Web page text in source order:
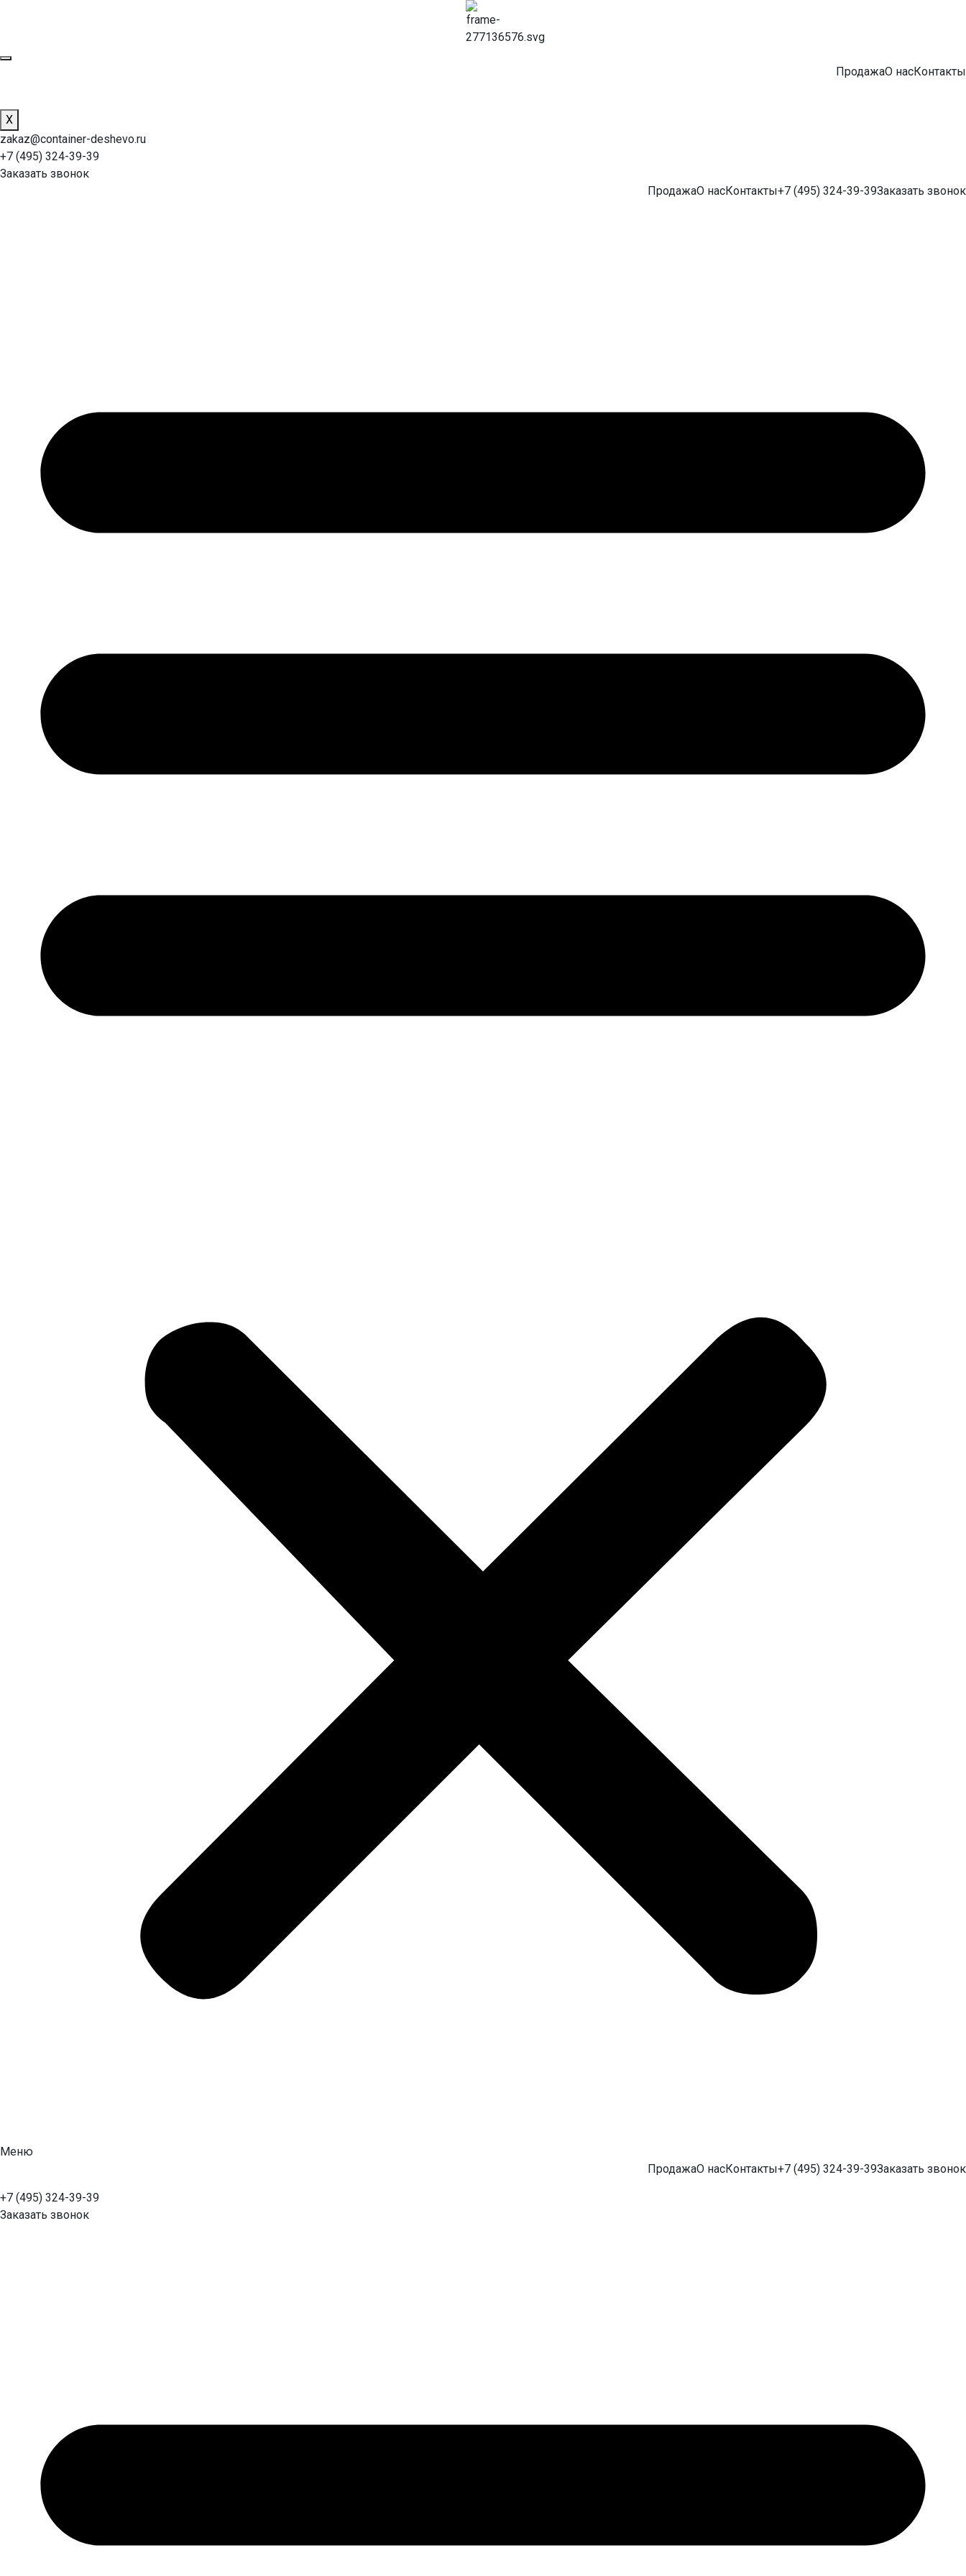
ПродажаО насКонтакты
X
zakaz@container-deshevo.ru
+7 (495) 324-39-39
Заказать звонок
ПродажаО насКонтакты+7 (495) 324-39-39Заказать звонок
Меню
ПродажаО насКонтакты+7 (495) 324-39-39Заказать звонок
+7 (495) 324-39-39
Заказать звонок